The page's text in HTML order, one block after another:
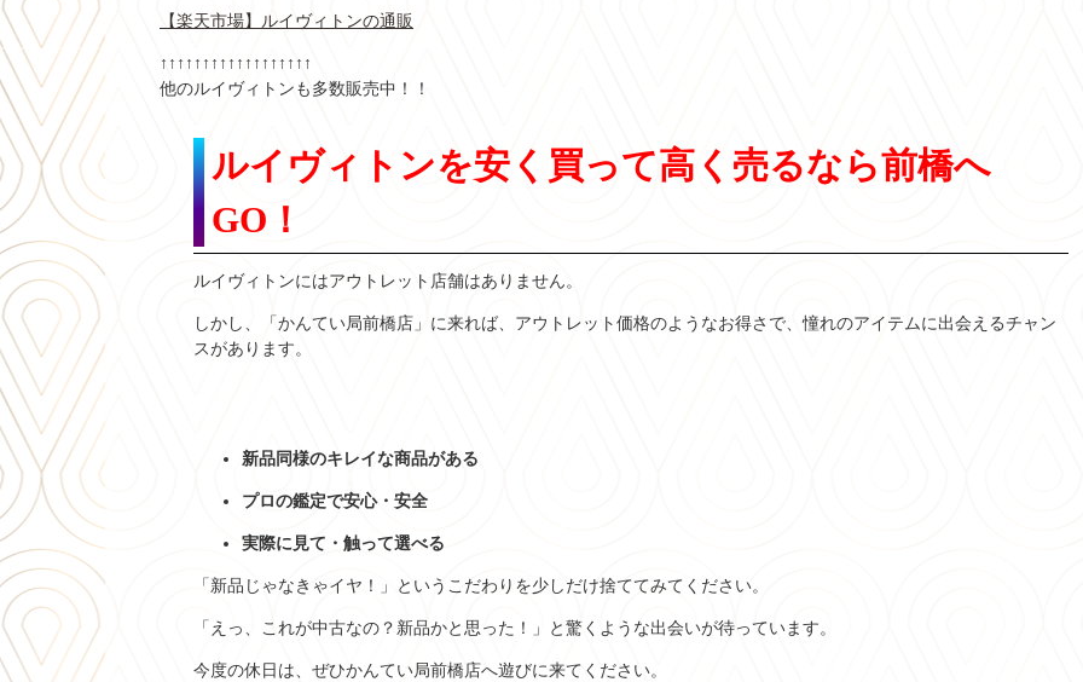
【楽天市場】ルイヴィトンの通販
↑↑↑↑↑↑↑↑↑↑↑↑↑↑↑↑↑↑
他のルイヴィトンも多数販売中！！
ルイヴィトンを安く買って高く売るなら前橋へ
GO！
ルイヴィトンにはアウトレット店舗はありません。
しかし、「かんてい局前橋店」に来れば、アウトレット価格のようなお得さで、憧れのアイテムに出会えるチャン
スがあります。
新品同様のキレイな商品がある
プロの鑑定で安心・安全
実際に見て・触って選べる
「新品じゃなきゃイヤ！」というこだわりを少しだけ捨ててみてください。
「えっ、これが中古なの？新品かと思った！」と驚くような出会いが待っています。
今度の休日は、ぜひかんてい局前橋店へ遊びに来てください。